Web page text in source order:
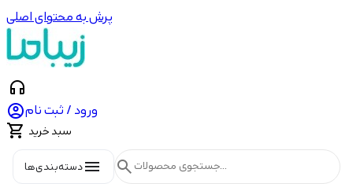
پرش به محتوای اصلی
headphones
ورود / ثبت نام
 سبد خرید
menuدسته‌بندی‌ها search